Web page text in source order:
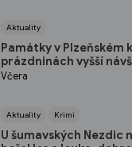
Aktuality
Památky v Plzeňském
prázdninách vyšší
Včera
Aktuality Krimi
U šumavských Nezdic